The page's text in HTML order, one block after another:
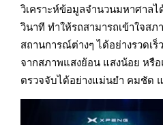
วิเคราะห์ข้อมูลจำนวนมหาศาล
วินาที ทำให้รถสามารถเข้าใจส
สถานการณ์ต่างๆ ได้อย่างรวดเ
จากสภาพแสงย้อน แสงน้อย หรื
ตรวจจับได้อย่างแม่นยำ คมชัด